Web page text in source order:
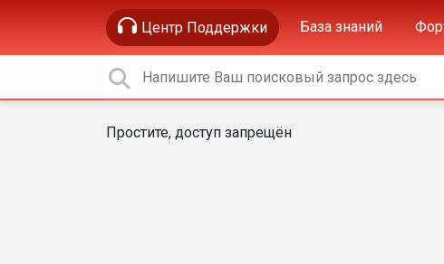
Центр Поддержки База знаний
Простите, доступ запрещён